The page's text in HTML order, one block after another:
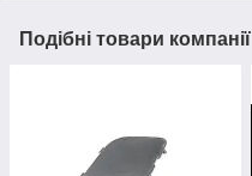
Подібні товари компанії